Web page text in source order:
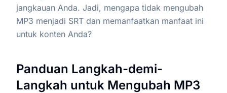
jangkauan Anda. Jadi, mengapa tidak mengubah
MP3 menjadi SRT dan memanfaatkan manfaat ini
untuk konten Anda?
Panduan Langkah-demi-
Langkah untuk Mengubah MP3